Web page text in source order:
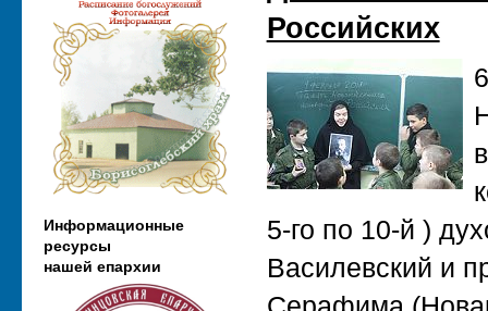
Информационные
ресурсы
нашей епархии
Российских
5-го по 10-й )
Василевский и